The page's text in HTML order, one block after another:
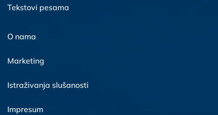
Tekstovi pesama
O nama
Marketing
Istraživanja slušanosti
Impresum